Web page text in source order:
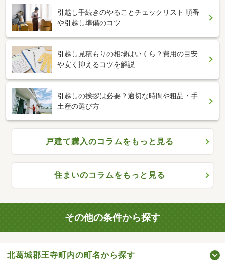
引越し手続きのやることチェックリスト 順番
や引越し準備のコツ
引越し見積もりの相場はいくら？費用の目安
や安く抑えるコツを解説
引越しの挨拶は必要？適切な時間や粗品・手
土産の選び方
戸建て購入のコラムをもっと見る
住まいのコラムをもっと見る
その他の条件から探す
北葛城郡王寺町内の町名から探す